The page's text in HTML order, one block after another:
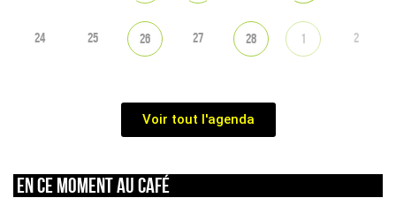
24 25 26 27 28 1 2
Voir tout l'agenda
En ce moment au café